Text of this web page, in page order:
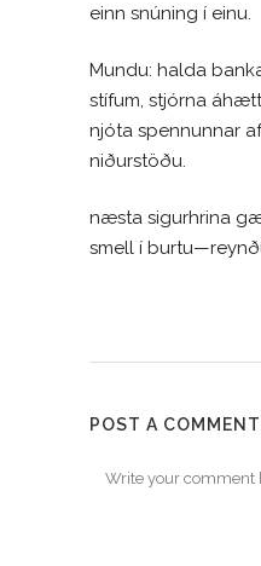
einn snúning í einu.
Mundu: halda
stífum, stjórna
njóta spennunnar
niðurstöðu.
næsta sigurhrina
smell í
POST A COMMENT